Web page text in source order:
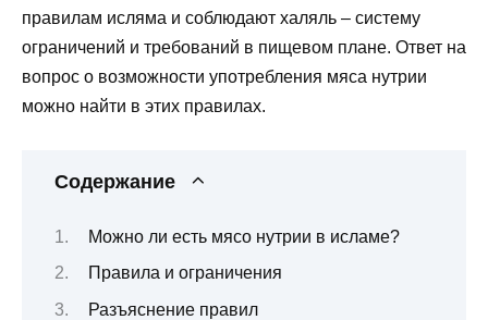
правилам исляма и соблюдают халяль – систему
ограничений и требований в пищевом плане. Ответ на
вопрос о возможности употребления мяса нутрии
можно найти в этих правилах.
Содержание
Можно ли есть мясо нутрии в исламе?
Правила и ограничения
Разъяснение правил